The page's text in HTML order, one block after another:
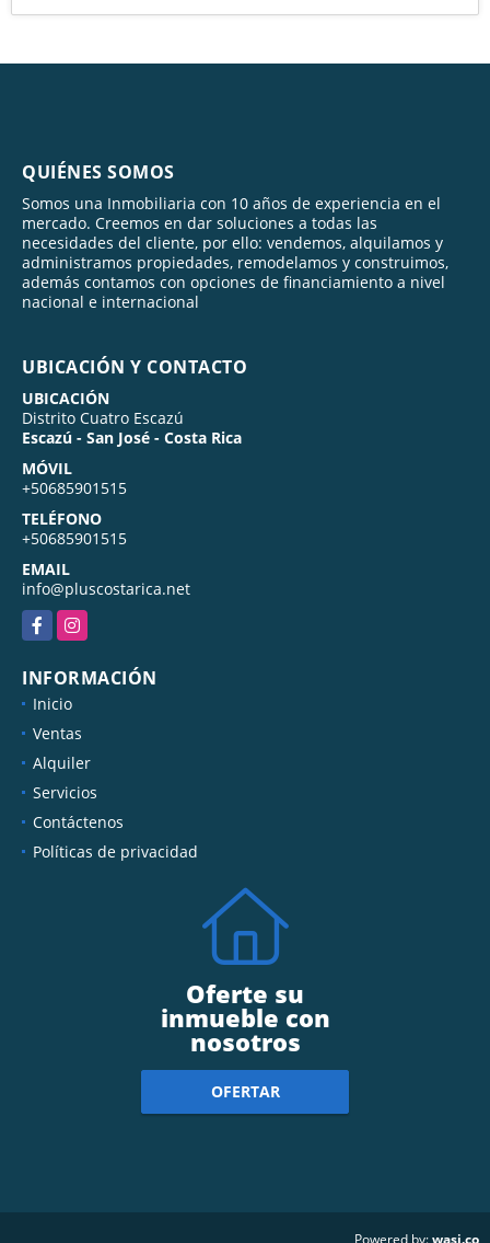
QUIÉNES SOMOS
Somos una Inmobiliaria con 10 años de experiencia en el
mercado. Creemos en dar soluciones a todas las
necesidades del cliente, por ello: vendemos, alquilamos y
administramos propiedades, remodelamos y construimos,
además contamos con opciones de financiamiento a nivel
nacional e internacional
UBICACIÓN Y CONTACTO
UBICACIÓN
Distrito Cuatro Escazú
Escazú - San José - Costa Rica
MÓVIL
+50685901515
TELÉFONO
+50685901515
EMAIL
info@pluscostarica.net
FacebookInstagram
INFORMACIÓN
Inicio
Ventas
Alquiler
Servicios
Contáctenos
Políticas de privacidad
Oferte su
inmueble con
nosotros
OFERTAR
wasi.co